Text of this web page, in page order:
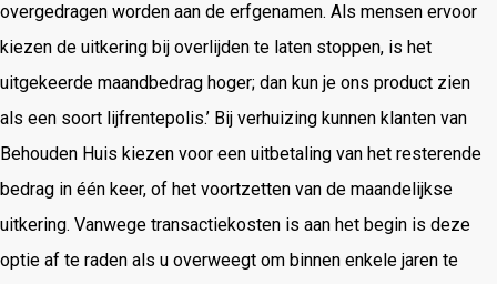
overgedragen worden aan de erfgenamen. Als mensen ervoor
kiezen de uitkering bij overlijden te laten stoppen, is het
uitgekeerde maandbedrag hoger; dan kun je ons product zien
als een soort lijfrentepolis.’ Bij verhuizing kunnen klanten van
Behouden Huis kiezen voor een uitbetaling van het resterende
bedrag in één keer, of het voortzetten van de maandelijkse
uitkering. Vanwege transactiekosten is aan het begin is deze
optie af te raden als u overweegt om binnen enkele jaren te